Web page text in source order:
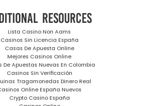
resources
Lista Casino Non Aams
Casinos Sin Licencia España
Casas De Apuesta Online
Mejores Casinos Online
De Apuestas Nuevas En Colombia
Casinos Sin Verificación
Tragamonedas Dinero Real
Online España Nuevos
Crypto Casino España